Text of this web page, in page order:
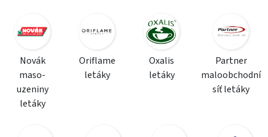
Novák
maso-
uzeniny
letáky
Oriflame
letáky
Oxalis
letáky
Partner
maloobchodní
síť letáky